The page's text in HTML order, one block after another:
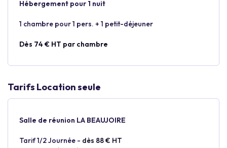
Hébergement pour 1 nuit
1 chambre pour 1 pers. + 1 petit-déjeuner
Dès 74 € HT par chambre
Tarifs Location seule
Salle de réunion LA BEAUJOIRE
Tarif 1/2 Journée - dès 88 € HT